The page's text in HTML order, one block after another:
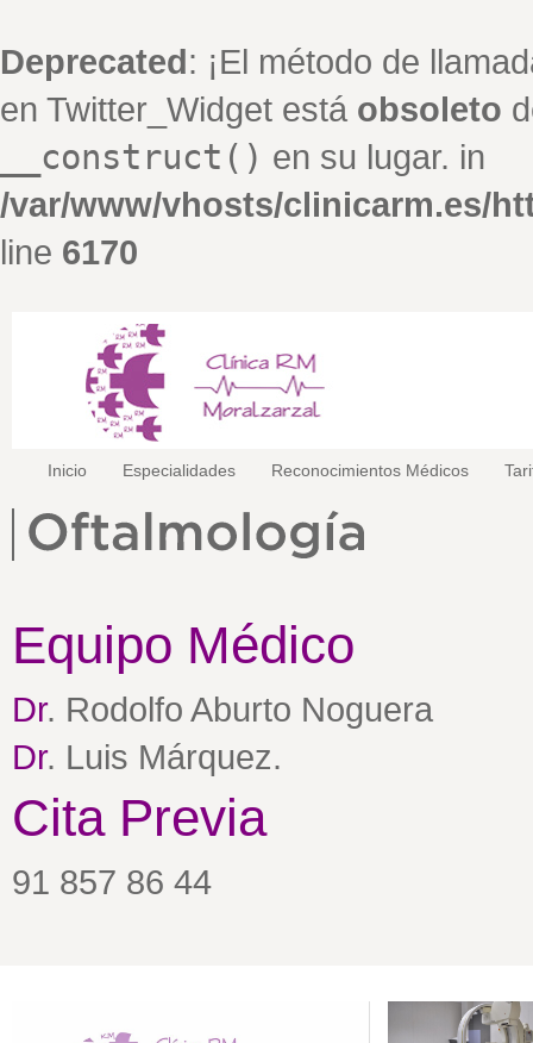
Deprecated: ¡El método de
en Twitter_Widget está obsoleto
__construct() en su lugar. in
/var/www/vhosts/clinicarm.es/
line 6170
Inicio Especialidades Reconocimientos Médicos
Equipo Médico
Dr. Rodolfo Aburto Noguera
Dr. Luis Márquez.
Cita Previa
91 857 86 44